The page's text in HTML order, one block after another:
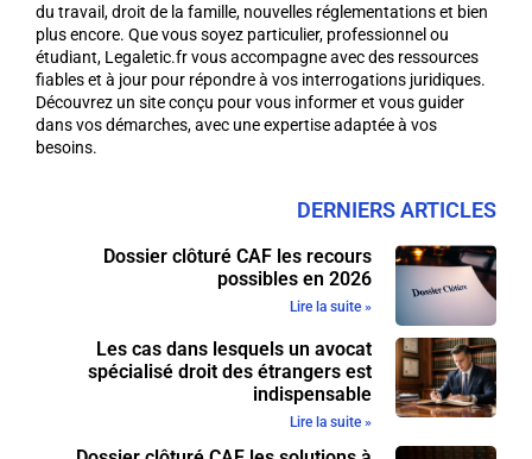
du travail, droit de la famille, nouvelles réglementations et bien
plus encore. Que vous soyez particulier, professionnel ou
étudiant, Legaletic.fr vous accompagne avec des ressources
fiables et à jour pour répondre à vos interrogations juridiques.
Découvrez un site conçu pour vous informer et vous guider
dans vos démarches, avec une expertise adaptée à vos
besoins.
DERNIERS ARTICLES
Dossier clôturé CAF les recours
possibles en 2026
Lire la suite »
Les cas dans lesquels un avocat
spécialisé droit des étrangers est
indispensable
Lire la suite »